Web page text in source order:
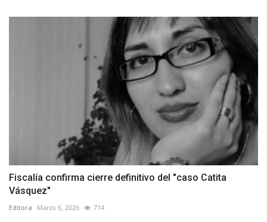
Fiscalía confirma cierre definitivo del "caso Catita
Vásquez"
Editora Marzo 6, 2026 714